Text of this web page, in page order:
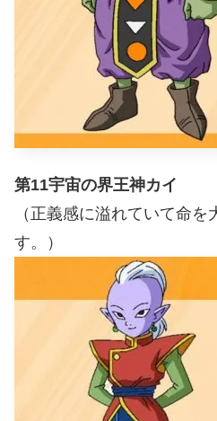
第11宇宙の界王神カイ
（正義感に溢れていて命
す。）